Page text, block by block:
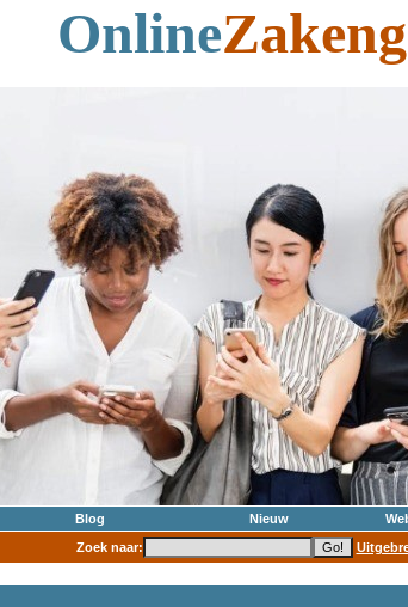
Online
Blog Nieuw
Zoek naar: